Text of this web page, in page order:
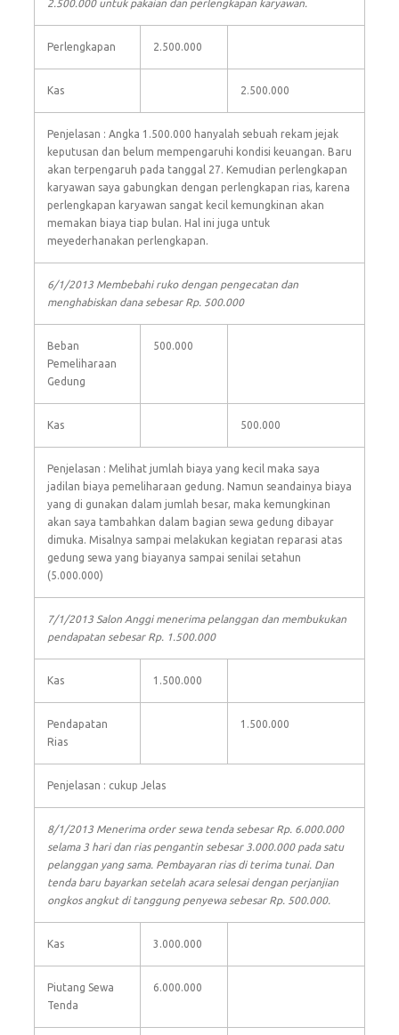
2.500.000 untuk pakaian dan perlengkapan karyawan.
Perlengkapan 2.500.000
Kas 2.500.000
Penjelasan : Angka 1.500.000 hanyalah sebuah rekam jejak
keputusan dan belum mempengaruhi kondisi keuangan. Baru
akan terpengaruh pada tanggal 27. Kemudian perlengkapan
karyawan saya gabungkan dengan perlengkapan rias, karena
perlengkapan karyawan sangat kecil kemungkinan akan
memakan biaya tiap bulan. Hal ini juga untuk
meyederhanakan perlengkapan.
6/1/2013 Membebahi ruko dengan pengecatan dan
menghabiskan dana sebesar Rp. 500.000
Beban
Pemeliharaan
Gedung
500.000
Kas 500.000
Penjelasan : Melihat jumlah biaya yang kecil maka saya
jadilan biaya pemeliharaan gedung. Namun seandainya biaya
yang di gunakan dalam jumlah besar, maka kemungkinan
akan saya tambahkan dalam bagian sewa gedung dibayar
dimuka. Misalnya sampai melakukan kegiatan reparasi atas
gedung sewa yang biayanya sampai senilai setahun
(5.000.000)
7/1/2013 Salon Anggi menerima pelanggan dan membukukan
pendapatan sebesar Rp. 1.500.000
Kas 1.500.000
Pendapatan
Rias
1.500.000
Penjelasan : cukup Jelas
8/1/2013 Menerima order sewa tenda sebesar Rp. 6.000.000
selama 3 hari dan rias pengantin sebesar 3.000.000 pada satu
pelanggan yang sama. Pembayaran rias di terima tunai. Dan
tenda baru bayarkan setelah acara selesai dengan perjanjian
ongkos angkut di tanggung penyewa sebesar Rp. 500.000.
Kas 3.000.000
Piutang Sewa
Tenda
6.000.000